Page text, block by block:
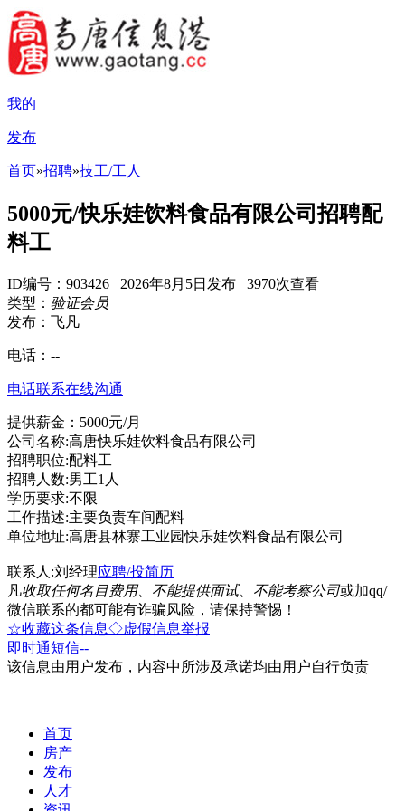
我的
发布
首页»招聘»技工/工人
5000元/快乐娃饮料食品有限公司招聘配
料工
ID编号：903426 2026年8月5日发布 3970次查看
类型： 验证会员
发布：飞凡
电话： --
电话联系在线沟通
提供薪金：5000元/月
公司名称:高唐快乐娃饮料食品有限公司
招聘职位:配料工
招聘人数:男工1人
学历要求:不限
工作描述:主要负责车间配料
单位地址:高唐县林寨工业园快乐娃饮料食品有限公司
联系人:刘经理应聘/投简历
凡收取任何名目费用、不能提供面试、不能考察公司或加qq/
微信联系的都可能有诈骗风险，请保持警惕！
☆收藏这条信息◇虚假信息举报
即时通短信--
该信息由用户发布，内容中所涉及承诺均由用户自行负责
首页
房产
发布
人才